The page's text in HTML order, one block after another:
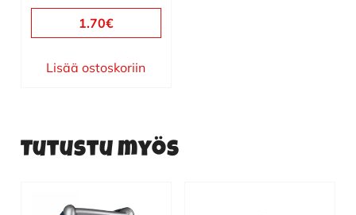
1.70€
Lisää ostoskoriin
Tutustu myös